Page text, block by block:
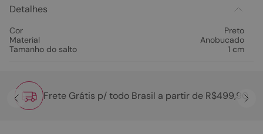
Detalhes
Cor
Preto
Material
Anobucado
Tamanho do salto
1 cm
Frete Grátis p/ todo Brasil a partir de R$499,90